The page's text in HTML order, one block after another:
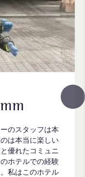
のスタッフは本
は本当に楽しい
優れたコミュニ
ホテルでの経験
私はこのホテル